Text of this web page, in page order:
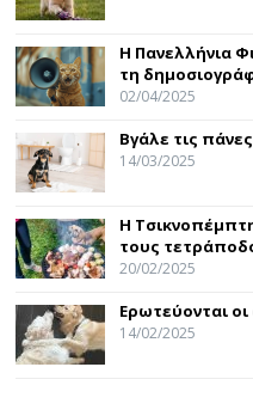
Η Πανελλήνια
τη
02/04/2025
Βγάλε τις
14/03/2025
Η
τους
20/02/2025
Ερωτεύονται οι
14/02/2025